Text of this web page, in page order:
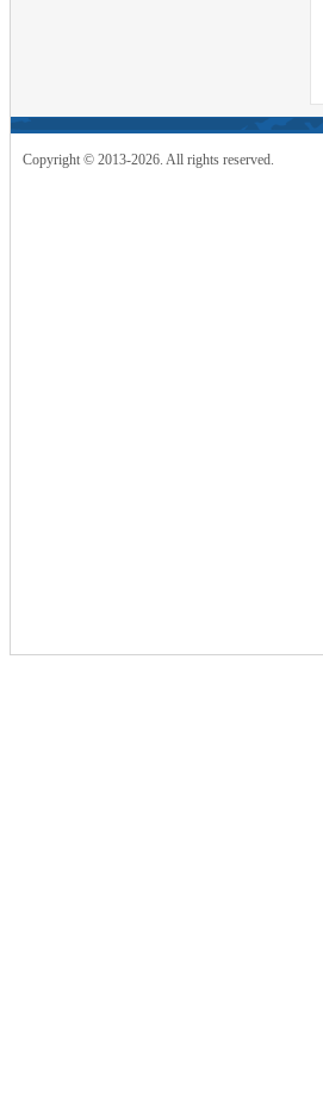
Copyright © 2013-2026. All rights reserved.